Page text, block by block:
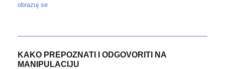
obrazuj se
KAKO PREPOZNATI I ODGOVORITI NA
MANIPULACIJU